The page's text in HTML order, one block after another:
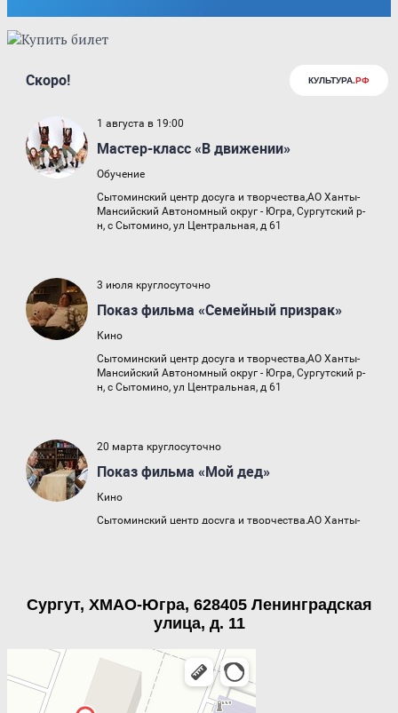
Сургут, ХМАО-Югра, 628405 Ленинградская
улица, д. 11